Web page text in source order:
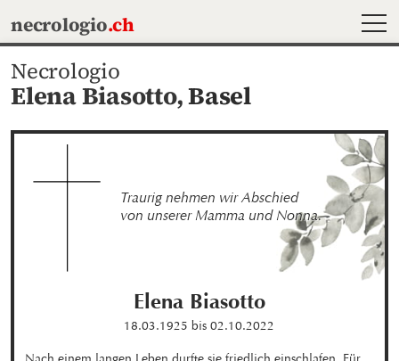
necrologio.ch
Necrologio
Elena Biasotto,Basel
Traurig nehmen wir Abschied
von unserer Mamma und Nonna.
Elena Biasotto
18.03.1925 bis02.10.2022